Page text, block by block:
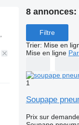
8 annonces:
Filtre
Trier: Mise en
Mise en ligne
1
Soupape
Prix sur